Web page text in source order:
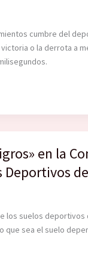
cumbre del
o la derrota a
en la
Deportivos
los suelos deportivos
que sea el suelo